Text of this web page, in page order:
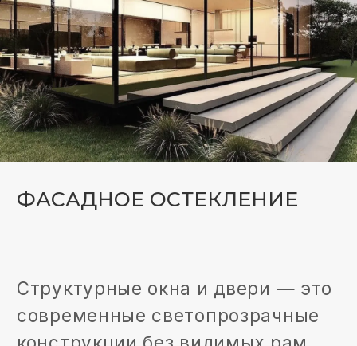
РАСЧЁТ СТОИМОСТИ
И СРОКОВ